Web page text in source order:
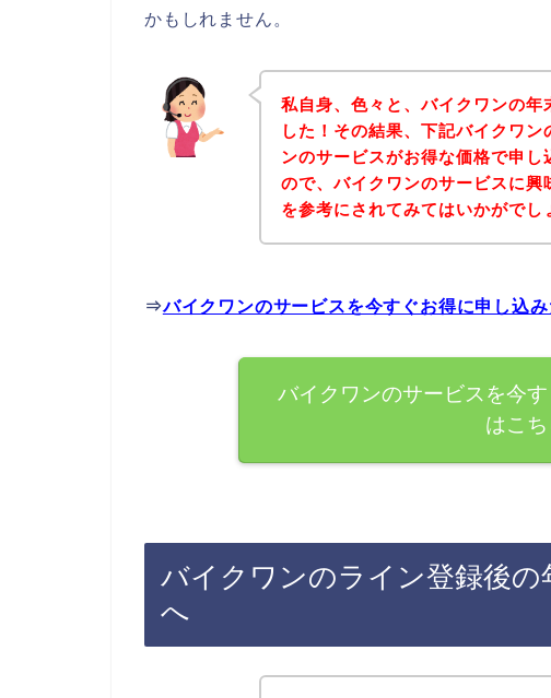
かもしれません。
私自身、色々と、バイクワンの年
した！その結果、下記バイクワ
ンのサービスがお得な価格で申
ので、バイクワンのサービスに
を参考にされてみてはいかがでし
⇒バイクワンのサービスを今すぐお得に申し込
バイクワンのサービスを今
はこち
バイクワンのライン登録後
へ